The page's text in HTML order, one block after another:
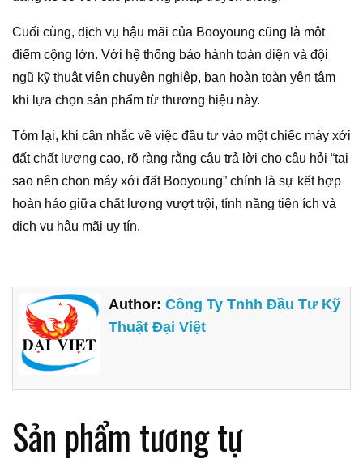
Cuối cùng, dịch vụ hậu mãi của Booyoung cũng là một
điểm cộng lớn. Với hệ thống bảo hành toàn diện và đội
ngũ kỹ thuật viên chuyên nghiệp, bạn hoàn toàn yên tâm
khi lựa chọn sản phẩm từ thương hiệu này.
Tóm lại, khi cân nhắc về việc đầu tư vào một chiếc máy xới
đất chất lượng cao, rõ ràng rằng câu trả lời cho câu hỏi “tại
sao nên chọn máy xới đất Booyoung” chính là sự kết hợp
hoàn hảo giữa chất lượng vượt trội, tính năng tiện ích và
dịch vụ hậu mãi uy tín.
Author:Công Ty Tnhh Đầu Tư Kỹ
Thuật Đại Việt
Sản phẩm tương tự